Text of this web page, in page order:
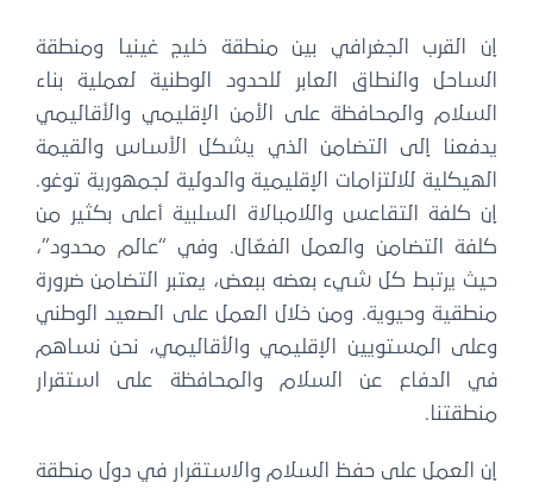
إن القرب الجغرافي بين منطقة خليج غينيا ومنطقة
الساحل والنطاق العابر للحدود الوطنية لعملية بناء
السلام والمحافظة على الأمن الإقليمي والأقاليمي
يدفعنا إلى التضامن الذي يشكل الأساس والقيمة
الهيكلية للالتزامات الإقليمية والدولية لجمهورية توغو.
إن كلفة التقاعس واللامبالاة السلبية أعلى بكثير من
كلفة التضامن والعمل الفعّال. وفي “عالم محدود”،
حيث يرتبط كل شيء بعضه ببعض، يعتبر التضامن ضرورة
منطقية وحيوية. ومن خلال العمل على الصعيد الوطني
وعلى المستويين الإقليمي والأقاليمي، نحن نساهم
في الدفاع عن السلام والمحافظة على استقرار
منطقتنا.
إن العمل على حفظ السلام والاستقرار في دول منطقة